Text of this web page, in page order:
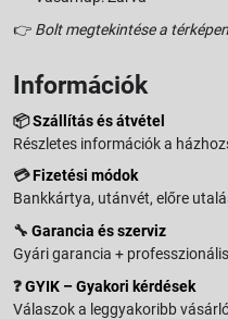
👉 Bolt megtekintése a térképen
Információk
📦Szállítás és átvétel
Részletes információk a
💳Fizetési módok
Bankkártya, utánvét, előre
🔧 Garancia és szerviz
Gyári garancia +
❓GYIK – Gyakori kérdések
Válaszok a leggyakoribb